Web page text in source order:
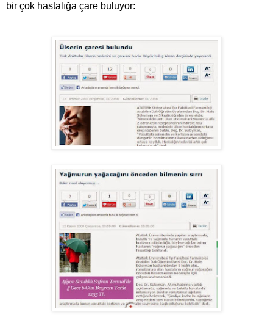
bir çok hastalığa çare buluyor: